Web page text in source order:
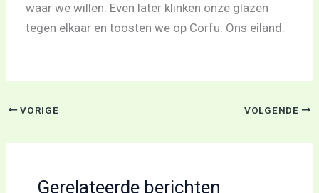
waar we willen. Even later klinken onze glazen
tegen elkaar en toosten we op Corfu. Ons eiland.
VORIGE VOLGENDE
Gerelateerde berichten